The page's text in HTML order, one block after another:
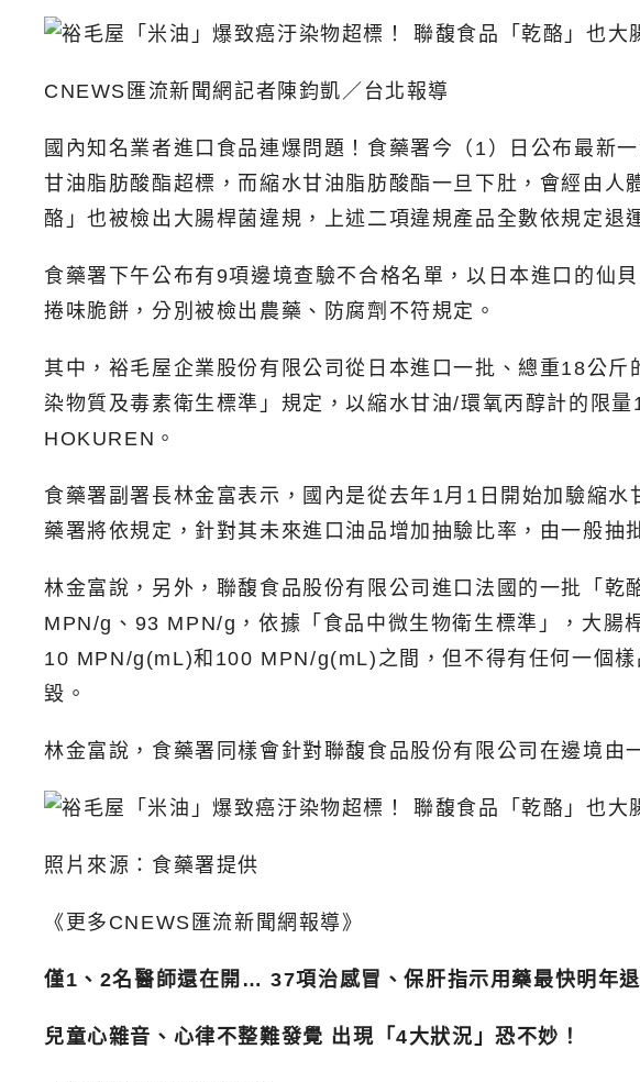
CNEWS匯流新聞網記者陳鈞凱／台北報導
國內知名業者進口食品連爆問題！食藥署今（1）日公布最新
甘油脂肪酸酯超標，而縮水甘油脂肪酸酯一旦下肚，會經由
酪」也被檢出大腸桿菌違規，上述二項違規產品全數依規定退
食藥署下午公布有9項邊境查驗不合格名單，以日本進口的仙
捲味脆餅，分別被檢出農藥、防腐劑不符規定。
其中，裕毛屋企業股份有限公司從日本進口一批、總重18公
染物質及毒素衛生標準」規定，以縮水甘油/環氧丙醇計的限
HOKUREN。
食藥署副署長林金富表示，國內是從去年1月1日開始加驗縮
藥署將依規定，針對其未來進口油品增加抽驗比率，由一般抽
林金富說，另外，聯馥食品股份有限公司進口法國的一批「
MPN/g、93 MPN/g，依據「食品中微生物衛生標準」，大腸
10 MPN/g(mL)和100 MPN/g(mL)之間，但不得有任何一個
毀。
林金富說，食藥署同樣會針對聯馥食品股份有限公司在邊境
照片來源：食藥署提供
《更多CNEWS匯流新聞網報導》
僅1、2名醫師還在開… 37項治感冒、保肝指示用藥最快明年
兒童心雜音、心律不整難發覺 出現「4大狀況」恐不妙！